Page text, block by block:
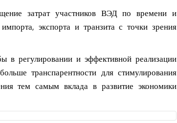
затрат участников ВЭД по времени и
экспорта и транзита с точки зрения
в регулировании и эффективной реализации
транспарентности для стимулирования
тем самым вклада в развитие экономики